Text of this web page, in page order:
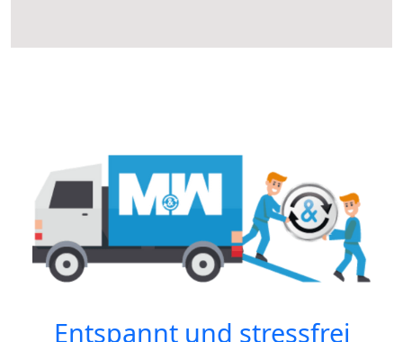
Entspannt und stressfrei